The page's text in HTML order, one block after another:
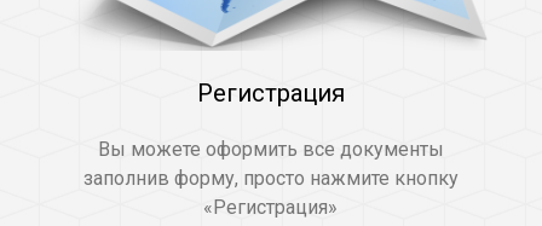
Регистрация
Вы можете оформить все документы
заполнив форму, просто нажмите кнопку
«Регистрация»